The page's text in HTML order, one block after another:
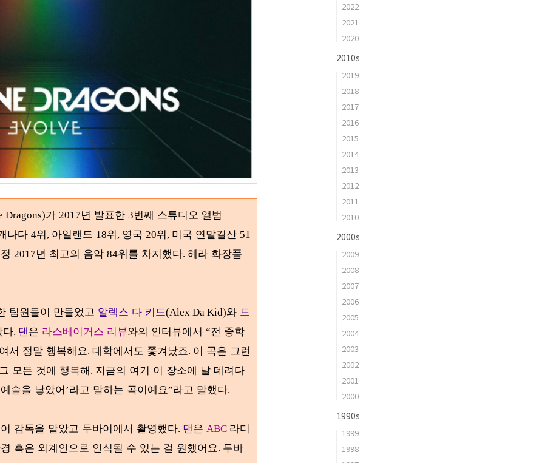
Dragons)가 2017년 발표한 3번째 스튜디오 앨범
나다 4위, 아일랜드 18위, 영국 20위, 미국 연말결산 51
2017년 최고의 음악 84위를 차지했다. 헤라 화장품
팀원들이 만들었고 알렉스 다 키드(Alex Da Kid)와 드
다. 댄은 라스베이거스 리뷰와의 인터뷰에서 “전 중학
서 정말 행복해요. 대학에서도 쫓겨났죠. 이 곡은 그런
그 모든 것에 행복해. 지금의 여기 이 장소에 날 데려다
술을 낳았어’라고 말하는 곡이예요”라고 말했다.
이 감독을 맡았고 두바이에서 촬영했다. 댄은 ABC 라디
혹은 외계인으로 인식될 수 있는 걸 원했어요. 두바
2022
2021
2020
2010s
2019
2018
2017
2016
2015
2014
2013
2012
2011
2010
2000s
2009
2008
2007
2006
2005
2004
2003
2002
2001
2000
1990s
1999
1998